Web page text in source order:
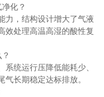
化？
力，结构设计增大了气液
效处理高温高湿的酸性复
统运行压降低能耗少、
长期稳定达标排放。